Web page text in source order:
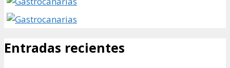
Entradas recientes